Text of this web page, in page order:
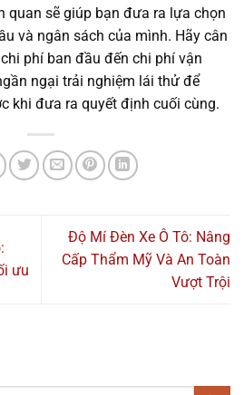
quan sẽ giúp bạn đưa ra lựa chọn
và ngân sách của mình. Hãy cân
phí ban đầu đến chi phí vận
ngại trải nghiệm lái thử để
khi đưa ra quyết định cuối cùng.
ưu
Độ Mí Đèn Xe Ô Tô: Nâng
Cấp Thẩm Mỹ Và An Toàn
Vượt Trội